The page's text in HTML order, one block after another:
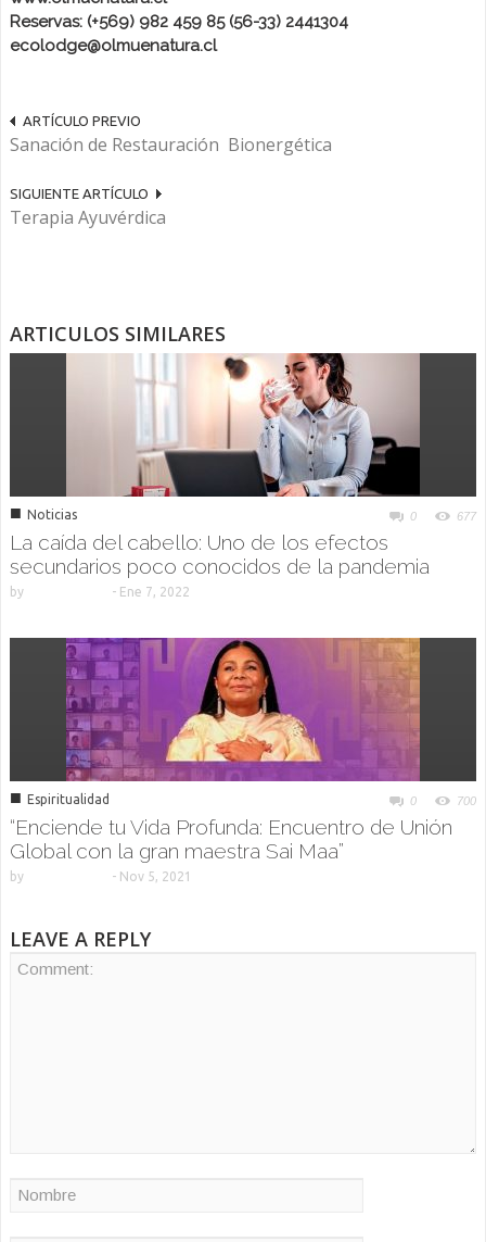
Reservas: (+569) 982 459 85 (56-33) 2441304
ecolodge@olmuenatura.cl
ARTÍCULO PREVIO
Sanación de Restauración Bionergética
SIGUIENTE ARTÍCULO
Terapia Ayuvérdica
ARTICULOS SIMILARES
■ Noticias 0 677
La caída del cabello: Uno de los efectos
secundarios poco conocidos de la pandemia
by - Ene 7, 2022
■ Espiritualidad 0 700
“Enciende tu Vida Profunda: Encuentro de Unión
Global con la gran maestra Sai Maa”
by - Nov 5, 2021
LEAVE A REPLY